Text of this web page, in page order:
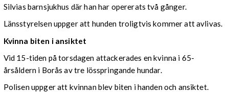
Silvias barnsjukhus där han har opererats två gånger.
Länsstyrelsen uppger att hunden troligtvis kommer att avlivas.
Kvinna biten i ansiktet
Vid 15-tiden på torsdagen attackerades en kvinna i 65-
årsåldern i Borås av tre lösspringande hundar.
Polisen uppger att kvinnan blev biten i handen och ansiktet.